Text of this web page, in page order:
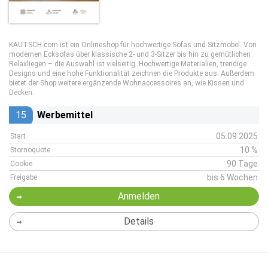
KAUTSCH.com ist ein Onlineshop für hochwertige Sofas und Sitzmöbel. Von
modernen Ecksofas über klassische 2- und 3-Sitzer bis hin zu gemütlichen
Relaxliegen – die Auswahl ist vielseitig. Hochwertige Materialien, trendige
Designs und eine hohe Funktionalität zeichnen die Produkte aus. Außerdem
bietet der Shop weitere ergänzende Wohnaccessoires an, wie Kissen und
Decken.
15 Werbemittel
Start 05.09.2025
Stornoquote 10 %
Cookie 90 Tage
Freigabe bis 6 Wochen
Anmelden
Details